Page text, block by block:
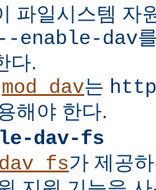
파일시스템 자
--enable-dav
다.
mod_dav는 http
해야 한다.
dav-fs
가 제공